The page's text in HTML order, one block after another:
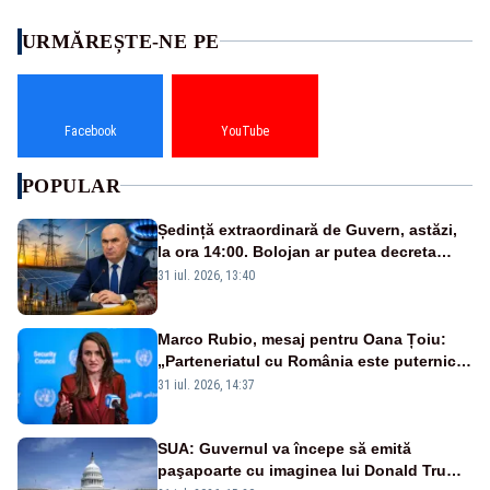
URMĂREȘTE-NE PE
Facebook YouTube
POPULAR
Ședință extraordinară de Guvern, astăzi,
la ora 14:00. Bolojan ar putea decreta
stare de urgență energetică
31 iul. 2026, 13:40
Marco Rubio, mesaj pentru Oana Țoiu:
„Parteneriatul cu România este puternic
și prețuit”
31 iul. 2026, 14:37
SUA: Guvernul va începe să emită
paşapoarte cu imaginea lui Donald Trump